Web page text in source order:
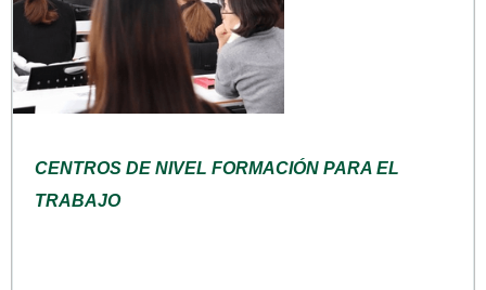
CENTROS DE NIVEL FORMACIÓN PARA EL
TRABAJO